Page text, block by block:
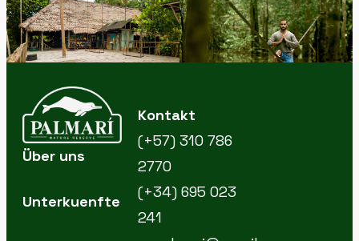
Über uns
Unterkuenfte
Kontakt
(+57) 310 786
2770
(+34) 695 023
241